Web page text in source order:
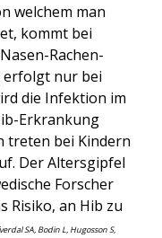
welchem man
kommt bei
Rachen-
erfolgt nur bei
die Infektion im
Erkrankung
treten bei Kindern
Der Altersgipfel
Forscher
Risiko, an Hib zu
SA, Bodin L, Hugosson S,